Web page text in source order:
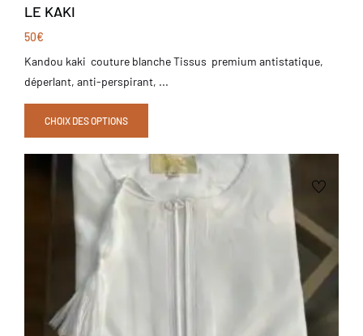
LE KAKI
50€
Kandou kaki couture blanche Tissus premium antistatique,
déperlant, anti-perspirant, ...
CHOIX DES OPTIONS